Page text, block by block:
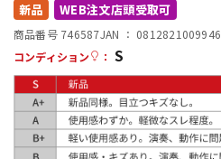
配信/ライブ機器
中古
新品 WEB注文店頭受取可
商品番号 746587JAN ： 0812821009946
コンディション
： S